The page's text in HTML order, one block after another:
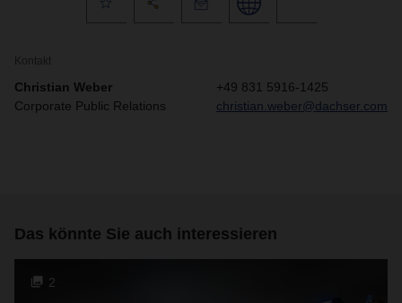
Kontakt
Christian Weber
Corporate Public Relations
+49 831 5916-1425
christian.weber@dachser.com
Das könnte Sie auch interessieren
2